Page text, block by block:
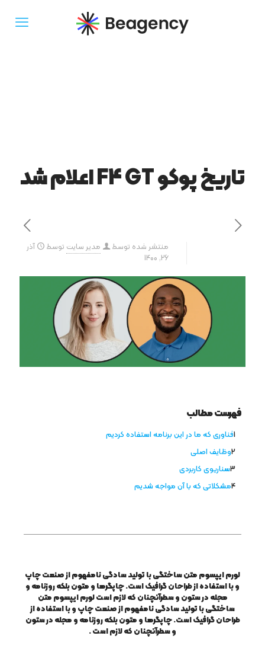
تاریخ پوکو F4 GT اعلام شد
منتشر شده توسط مدیر سایت توسط
آذر
26, 1400
فهرست مطالب
فناوری که ما در این برنامه استفاده کردیم
وظایف اصلی
سناریوی کاربردی
مشکلاتی که با آن مواجه شدیم
لورم ایپسوم متن ساختگی با تولید سادگی نامفهوم از صنعت چاپ
و با استفاده از طراحان گرافیک است. چاپگرها و متون بلکه روزنامه و
مجله در ستون و سطرآنچنان که لازم است لورم ایپسوم متن
ساختگی با تولید سادگی نامفهوم از صنعت چاپ و با استفاده از
طراحان گرافیک است. چاپگرها و متون بلکه روزنامه و مجله در ستون
و سطرآنچنان که لازم است.